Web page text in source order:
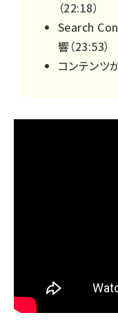
（22:18）
Search
響（23:53）
コンテンツ